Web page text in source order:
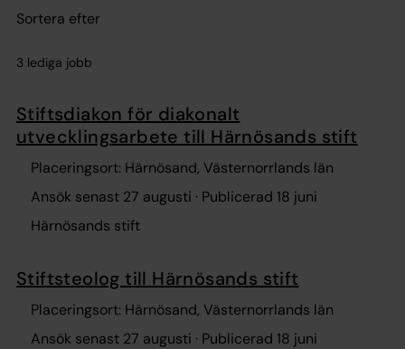
Sortera efter
3 lediga jobb
Stiftsdiakon för diakonalt
utvecklingsarbete till Härnösands stift
Placeringsort: Härnösand, Västernorrlands län
Ansök senast 27 augusti · Publicerad 18 juni
Härnösands stift
Stiftsteolog till Härnösands stift
Placeringsort: Härnösand, Västernorrlands län
Ansök senast 27 augusti · Publicerad 18 juni